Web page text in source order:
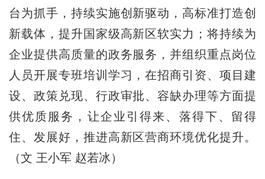
台为抓手，持续实施创新驱动，高标准打造创
新载体，提升国家级高新区软实力；将持续为
企业提供高质量的政务服务，并组织重点岗位
人员开展专班培训学习，在招商引资、项目建
设、政策兑现、行政审批、容缺办理等方面提
供优质服务，让企业引得来、落得下、留得
住、发展好，推进高新区营商环境优化提升。
（文 王小军 赵若冰）